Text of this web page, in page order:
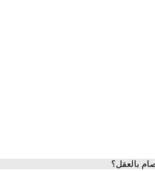
بالعقل؟